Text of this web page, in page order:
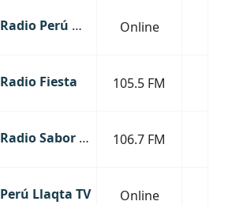
Radio Perú Music Online
Radio Fiesta 105.5 FM
Radio Sabor Lima 106.7 FM
Perú Llaqta TV Online